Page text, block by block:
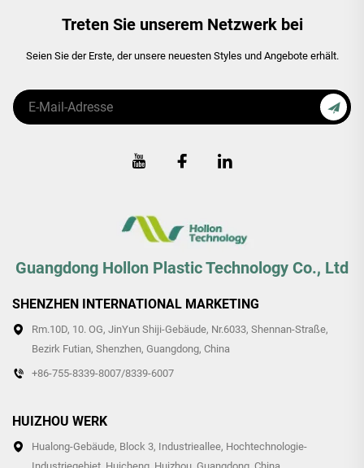
Treten Sie unserem Netzwerk bei
Seien Sie der Erste, der unsere neuesten Styles und Angebote erhält.
Guangdong Hollon Plastic Technology Co., Ltd
SHENZHEN INTERNATIONAL MARKETING
Rm.10D, 10. OG, JinYun Shiji-Gebäude, Nr.6033, Shennan-Straße,
Bezirk Futian, Shenzhen, Guangdong, China
+86-755-8339-8007/8339-6007
HUIZHOU WERK
Hualong-Gebäude, Block 3, Industrieallee, Hochtechnologie-